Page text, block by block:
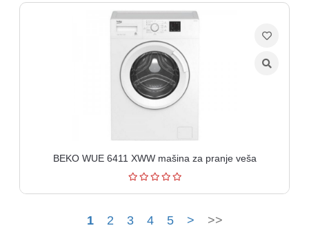
BEKO WUE 6411 XWW mašina za pranje veša
1 2 3 4 5 > >>